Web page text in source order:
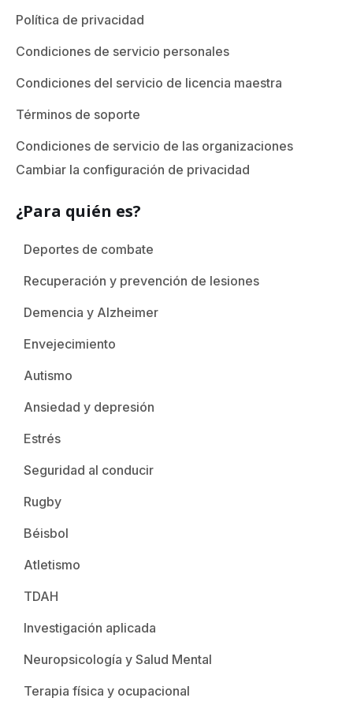
Política de privacidad
Condiciones de servicio personales
Condiciones del servicio de licencia maestra
Términos de soporte
Condiciones de servicio de las organizaciones
Cambiar la configuración de privacidad
¿Para quién es?
Deportes de combate
Recuperación y prevención de lesiones
Demencia y Alzheimer
Envejecimiento
Autismo
Ansiedad y depresión
Estrés
Seguridad al conducir
Rugby
Béisbol
Atletismo
TDAH
Investigación aplicada
Neuropsicología y Salud Mental
Terapia física y ocupacional